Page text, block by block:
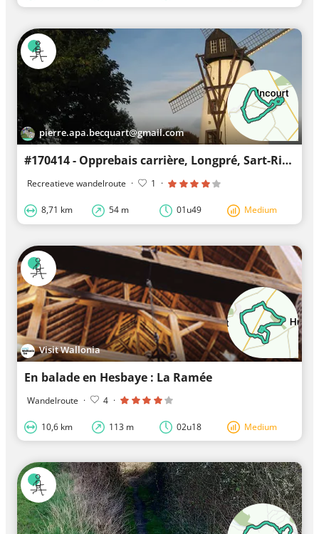
pierre.apa.becquart@gmail.com
#170414 - Opprebais carrière, Longpré, Sart-Risbart***
Recreatieve wandelroute · 1 ·
8,71 km 54 m 01u49 Medium
Visit Wallonia
En balade en Hesbaye : La Ramée
Wandelroute · 4 ·
10,6 km 113 m 02u18 Medium